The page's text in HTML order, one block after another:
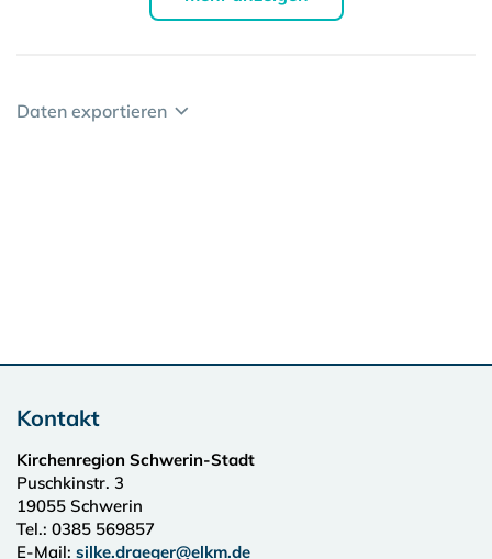
Daten exportieren
Kontakt
Kirchenregion Schwerin-Stadt
Puschkinstr. 3
19055 Schwerin
Tel.: 0385 569857
E-Mail: silke.draeger@elkm.de